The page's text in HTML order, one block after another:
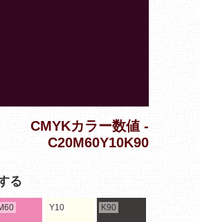
CMYKカラー数値 -
C20M60Y10K90
る
Y10 K90